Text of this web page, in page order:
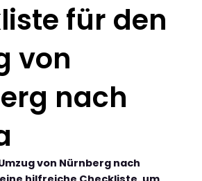
für den
von
nach
von Nürnberg nach